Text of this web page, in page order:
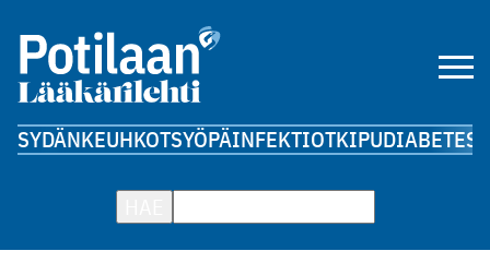
SYDÄNKEUHKOTSYÖPÄINFEKTIOTKIPUDIABETES